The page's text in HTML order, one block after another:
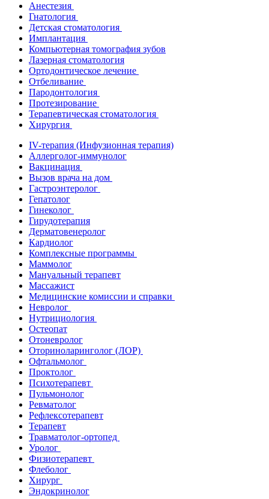
Анестезия
Гнатология
Детская стоматология
Имплантация
Компьютерная томография зубов
Лазерная стоматология
Ортодонтическое лечение
Отбеливание
Пародонтология
Протезирование
Терапевтическая стоматология
Хирургия
IV-терапия (Инфузионная терапия)
Аллерголог-иммунолог
Вакцинация
Вызов врача на дом
Гастроэнтеролог
Гепатолог
Гинеколог
Гирудотерапия
Дерматовенеролог
Кардиолог
Комплексные программы
Маммолог
Мануальный терапевт
Массажист
Медицинские комиссии и справки
Невролог
Нутрициология
Остеопат
Отоневролог
Оториноларинголог (ЛОР)
Офтальмолог
Проктолог
Психотерапевт
Пульмонолог
Ревматолог
Рефлексотерапевт
Терапевт
Травматолог-ортопед
Уролог
Физиотерапевт
Флеболог
Хирург
Эндокринолог